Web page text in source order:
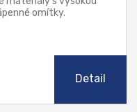
omítky.
Detail